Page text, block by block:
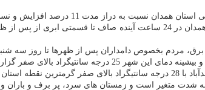
دراز مدت 11 درصد افزایش و نسبت به سال قبل چهار درصد كاهش نشان داده است.
وی تصریح كرد: با عنایت به خروجی مدلهای پیش بینی و فعالیت امواج ناپایدار،
شدت متغیر است و زمستان های سرد، پر برف و باران و